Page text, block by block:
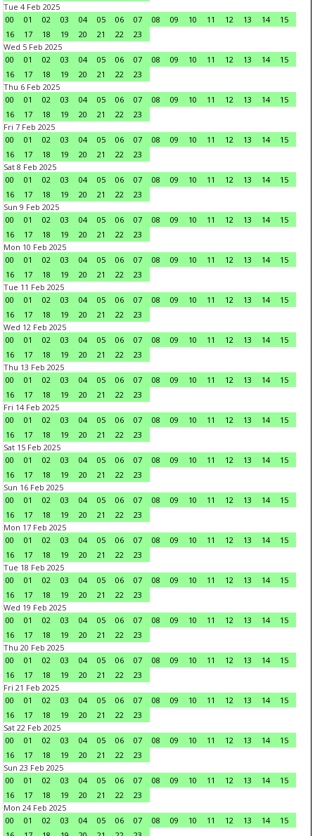
Tue 4 Feb 2025
00
01 02 03 04 05 06 07 08 09 10 11 12 13 14
15
16
17 18 19 20 21 22
23
Wed 5 Feb 2025
00
01 02 03 04 05 06 07 08 09 10 11 12 13 14
15
16
17 18 19 20 21 22
23
Thu 6 Feb 2025
00
01 02 03 04 05 06 07 08 09 10 11 12 13 14
15
16
17 18 19 20 21 22
23
Fri 7 Feb 2025
00
01 02 03 04 05 06 07 08 09 10 11 12 13 14
15
16
17 18 19 20 21 22
23
Sat 8 Feb 2025
00
01 02 03 04 05 06 07 08 09 10 11 12 13 14
15
16
17 18 19 20 21 22
23
Sun 9 Feb 2025
00
01 02 03 04 05 06 07 08 09 10 11 12 13 14
15
16
17 18 19 20 21 22
23
Mon 10 Feb 2025
00
01 02 03 04 05 06 07 08 09 10 11 12 13 14
15
16
17 18 19 20 21 22
23
Tue 11 Feb 2025
00
01 02 03 04 05 06 07 08 09 10 11 12 13 14
15
16
17 18 19 20 21 22
23
Wed 12 Feb 2025
00
01 02 03 04 05 06 07 08 09 10 11 12 13 14
15
16
17 18 19 20 21 22
23
Thu 13 Feb 2025
00
01 02 03 04 05 06 07 08 09 10 11 12 13 14
15
16
17 18 19 20 21 22
23
Fri 14 Feb 2025
00
01 02 03 04 05 06 07 08 09 10 11 12 13 14
15
16
17 18 19 20 21 22
23
Sat 15 Feb 2025
00
01 02 03 04 05 06 07 08 09 10 11 12 13 14
15
16
17 18 19 20 21 22
23
Sun 16 Feb 2025
00
01 02 03 04 05 06 07 08 09 10 11 12 13 14
15
16
17 18 19 20 21 22
23
Mon 17 Feb 2025
00
01 02 03 04 05 06 07 08 09 10 11 12 13 14
15
16
17 18 19 20 21 22
23
Tue 18 Feb 2025
00
01 02 03 04 05 06 07 08 09 10 11 12 13 14
15
16
17 18 19 20 21 22
23
Wed 19 Feb 2025
00
01 02 03 04 05 06 07 08 09 10 11 12 13 14
15
16
17 18 19 20 21 22
23
Thu 20 Feb 2025
00
01 02 03 04 05 06 07 08 09 10 11 12 13 14
15
16
17 18 19 20 21 22
23
Fri 21 Feb 2025
00
01 02 03 04 05 06 07 08 09 10 11 12 13 14
15
16
17 18 19 20 21 22
23
Sat 22 Feb 2025
00
01 02 03 04 05 06 07 08 09 10 11 12 13 14
15
16
17 18 19 20 21 22
23
Sun 23 Feb 2025
00
01 02 03 04 05 06 07 08 09 10 11 12 13 14
15
16
17 18 19 20 21 22
23
Mon 24 Feb 2025
00
01 02 03 04 05 06 07 08 09 10 11 12 13 14
15